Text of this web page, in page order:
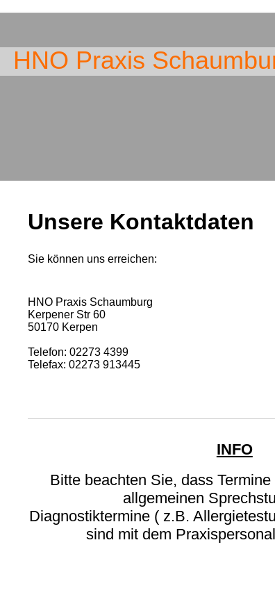
HNO Praxis
Unsere Kontaktdaten
Sie können uns erreichen:
HNO Praxis Schaumburg
Kerpener Str 60
50170 Kerpen
Telefon: 02273 4399
Telefax: 02273 913445
INFO
Bitte beachten Sie, dass Termine
allgemeinen
Diagnostiktermine ( z.B.
sind mit dem